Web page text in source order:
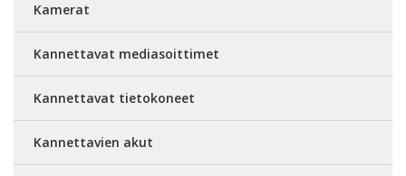
Kamerat
Kannettavat mediasoittimet
Kannettavat tietokoneet
Kannettavien akut